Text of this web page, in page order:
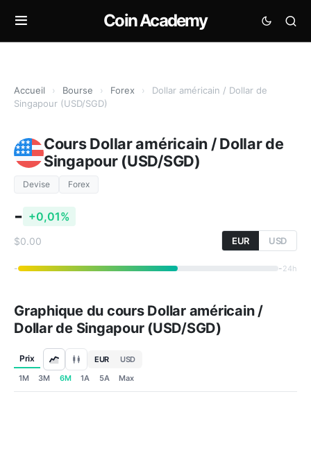
Coin Academy
Accueil › Bourse › Forex ›
Dollar américain / Dollar de
Singapour (USD/SGD)
Cours Dollar américain / Dollar de
Singapour (USD/SGD)
Devise Forex
- +0,01%
$0.00 EUR USD
- -24h
Graphique du cours Dollar américain /
Dollar de Singapour (USD/SGD)
Prix EUR
USD
1M
3M 6M 1A 5A Max